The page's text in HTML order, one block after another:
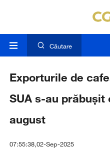
Căutare
Exporturile de
SUA s-au prăbușit
august
07:55:38,02-Sep-2025